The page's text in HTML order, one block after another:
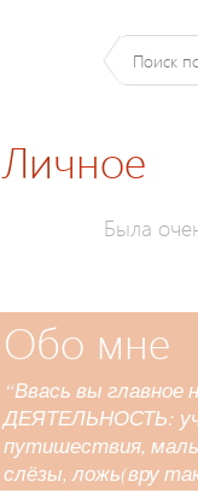
Личное
Была
Обо мне
“Ввась вы главное
ДЕЯТЕЛЬНОСТЬ:
путишествия,
слёзы, ложь(вру